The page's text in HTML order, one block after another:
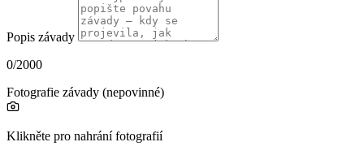
Popis závady
0/2000
Fotografie závady (nepovinné)
Klikněte pro nahrání fotografií